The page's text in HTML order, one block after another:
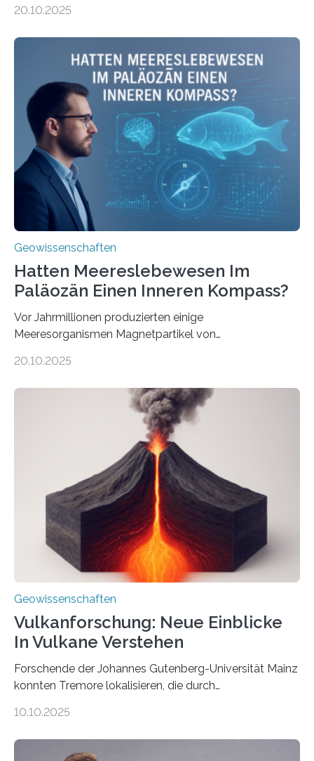
Umweltwissenschaften der Universität Bremen –
Stoffkreislauf im Ozean prägen. Die Überblicksstudie
mit dem Titel „Iron’s Irony“ ist in Communications Earth
& Environment erschienen. Die Studie fasst bestehende
Forschungsergebnisse zusammen und interpretiert sie
neu, um zu erklären, wie Eisen, das aus hydrothermalen
Systemen freigesetzt wird, über ganze Ozeanbecken
transportiert werden kann. „Das…
20.10.2025
Geowissenschaften
Hatten Meereslebewesen Im
Paläozän Einen Inneren Kompass?
Vor Jahrmillionen produzierten einige
Meeresorganismen Magnetpartikel von
Sedimenten zu finden sind. Nun ist es einem
Domänen auf einem dieser „Riesenmagnetfossilien” mit
einer raffinierten Methode an der Diamond-
Röntgenquelle zu kartieren. Ihre Analyse zeigt, dass
diese Partikel es den Organismen ermöglicht haben
könnten, winzige Schwankungen sowohl in der
Richtung als auch in der Intensität des Erdmagnetfelds
wahrzunehmen. Dadurch konnten sie sich verorten und
über den Ozean navigieren. Vor einigen Jahren…
20.10.2025
Geowissenschaften
Vulkanforschung: Neue Einblicke
In Vulkane Verstehen
Forschende der Johannes Gutenberg-Universität Mainz
konnten Tremore lokalisieren, die durch
Vulkan? Was passiert in der Erde darunter? Wo
erzeugt durch Magma oder Gase, die sich durch
10.10.2025